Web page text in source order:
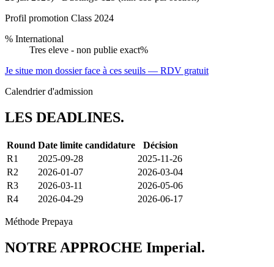
Profil promotion Class 2024
% International
Tres eleve - non publie exact%
Je situe mon dossier face à ces seuils — RDV gratuit
Calendrier d'admission
LES DEADLINES.
Round Date limite candidature
Décision
R1
2025-09-28
2025-11-26
R2
2026-01-07
2026-03-04
R3
2026-03-11
2026-05-06
R4
2026-04-29 2026-06-17
Méthode Prepaya
NOTRE APPROCHE Imperial.